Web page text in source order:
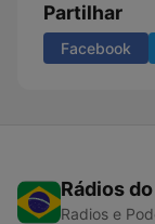
Partilhar
Facebook
Rádios
Radios e